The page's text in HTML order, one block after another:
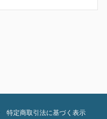
特定商取引法に基づく表示